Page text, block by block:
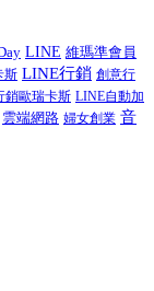
LINE 維瑪準會員
斯 LINE行銷 創意行
銷歐瑞卡斯 LINE自動加
雲端網路 婦女創業 音